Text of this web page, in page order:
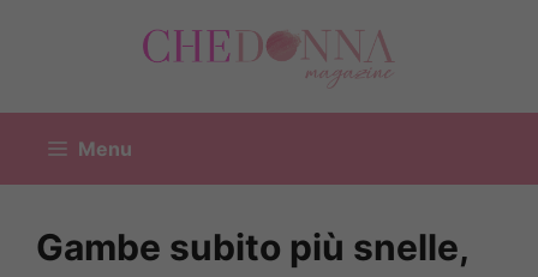
Menu
Gambe subito più snelle,